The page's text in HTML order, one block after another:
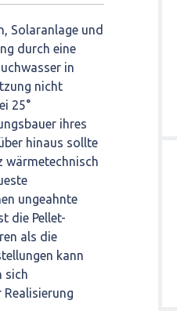
Solaranlage und
durch eine
in
nicht
25°
ihres
hinaus sollte
wärmetechnisch
ungeahnte
die Pellet-
als die
kann
sich
Realisierung